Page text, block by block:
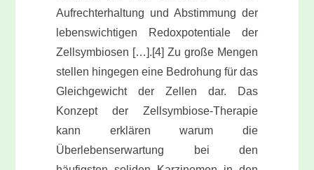
Aufrechterhaltung und Abstimmung der
lebenswichtigen Redoxpotentiale der
Zellsymbiosen […].[4] Zu große Mengen
stellen hingegen eine Bedrohung für das
Gleichgewicht der Zellen dar. Das
Konzept der Zellsymbiose-Therapie
kann erklären warum die
Überlebenserwartung bei den